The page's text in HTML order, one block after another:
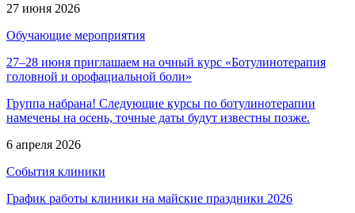
27 июня 2026
Обучающие мероприятия
27–28 июня приглашаем на очный курс «Ботулинотерапия
головной и орофациальной боли»
Группа набрана! Следующие курсы по ботулинотерапии
намечены на осень, точные даты будут известны позже.
6 апреля 2026
События клиники
График работы клиники на майские праздники 2026